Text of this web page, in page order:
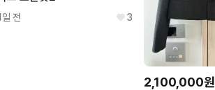
일 전 3
2,100,000원